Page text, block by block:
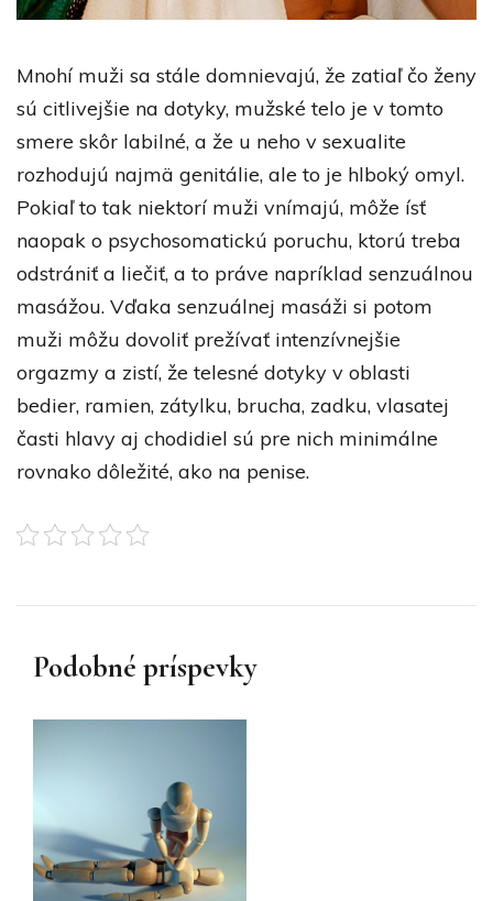
Mnohí muži sa stále domnievajú, že zatiaľ čo ženy
sú citlivejšie na dotyky, mužské telo je v tomto
smere skôr labilné, a že u neho v sexualite
rozhodujú najmä genitálie, ale to je hlboký omyl.
Pokiaľ to tak niektorí muži vnímajú, môže ísť
naopak o psychosomatickú poruchu, ktorú treba
odstrániť a liečiť, a to práve napríklad senzuálnou
masážou. Vďaka senzuálnej masáži si potom
muži môžu dovoliť prežívať intenzívnejšie
orgazmy a zistí, že telesné dotyky v oblasti
bedier, ramien, zátylku, brucha, zadku, vlasatej
časti hlavy aj chodidiel sú pre nich minimálne
rovnako dôležité, ako na penise.
Podobné príspevky